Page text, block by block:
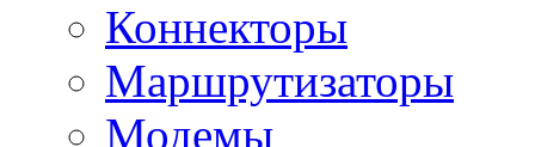
Коннекторы
Маршрутизаторы
Модемы